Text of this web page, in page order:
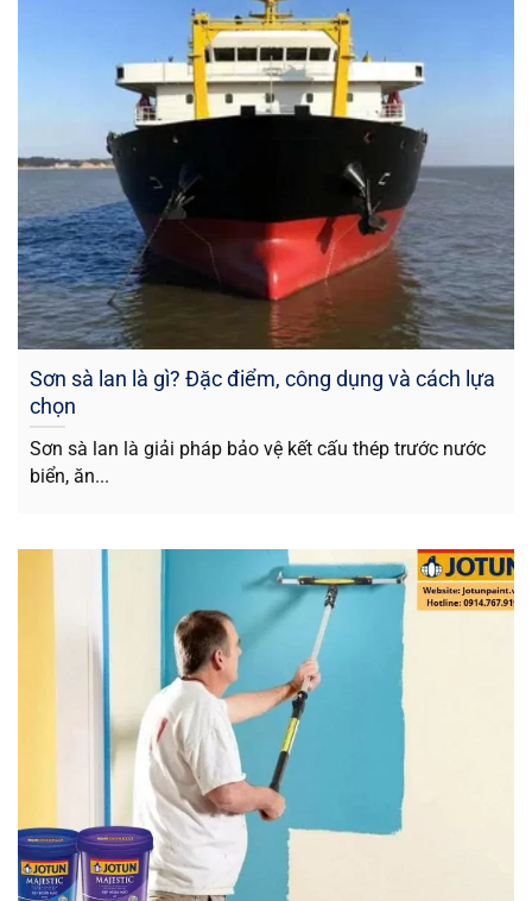
Sơn sà lan là gì? Đặc điểm, công dụng và cách lựa
chọn
Sơn sà lan là giải pháp bảo vệ kết cấu thép trước nước
biển, ăn...